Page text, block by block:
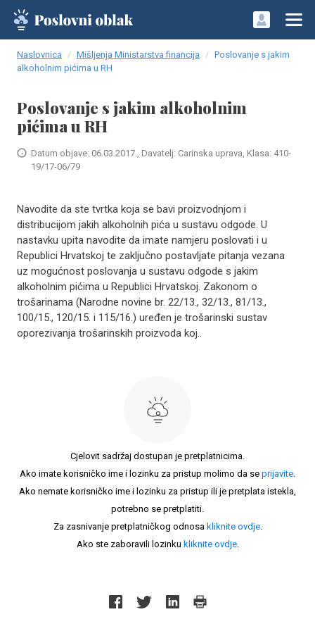
Naslovnica Mišljenja Ministarstva financija
Poslovanje s jakim
alkoholnim pićima u RH
Poslovanje s jakim alkoholnim
pićima u RH
Datum objave: 06.03.2017., Davatelj: Carinska uprava, Klasa: 410-
19/17-06/79
Navodite da ste tvrtka koja se bavi proizvodnjom i
distribucijom jakih alkoholnih pića u sustavu odgode. U
nastavku upita navodite da imate namjeru poslovati i u
Republici Hrvatskoj te zaključno postavljate pitanja vezana
uz mogućnost poslovanja u sustavu odgode s jakim
alkoholnim pićima u Republici Hrvatskoj. Zakonom o
trošarinama (Narodne novine br. 22/13., 32/13., 81/13.,
100/15., 120/15. i 115/16.) uređen je trošarinski sustav
oporezivanja trošarinskih proizvoda koj..
Cjelovit sadržaj dostupan je pretplatnicima.
Ako imate korisničko ime i lozinku za pristup molimo da se prijavite.
Ako nemate korisničko ime i lozinku za pristup ili je pretplata istekla,
potrebno se pretplatiti.
Za zasnivanje pretplatničkog odnosa kliknite ovdje.
Ako ste zaboravili lozinku kliknite ovdje.